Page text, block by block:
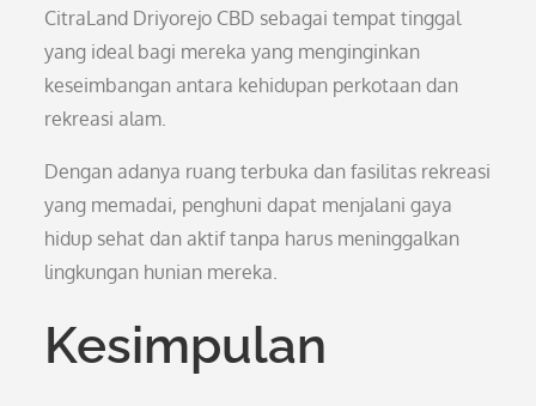
CitraLand Driyorejo CBD sebagai tempat tinggal
yang ideal bagi mereka yang menginginkan
keseimbangan antara kehidupan perkotaan dan
rekreasi alam.
Dengan adanya ruang terbuka dan fasilitas rekreasi
yang memadai, penghuni dapat menjalani gaya
hidup sehat dan aktif tanpa harus meninggalkan
lingkungan hunian mereka.
Kesimpulan